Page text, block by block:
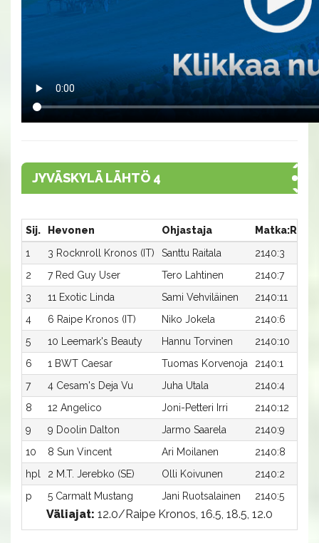
JYVÄSKYLÄ LÄHTÖ 4
Sij. Hevonen Ohjastaja
Matka:Rata
1
3 Rocknroll Kronos (IT) Santtu Raitala
2140:3
2
7 Red Guy User Tero Lahtinen
2140:7
3
11 Exotic Linda Sami Vehviläinen
2140:11
4
6 Raipe Kronos (IT) Niko Jokela
2140:6
5
10 Leemark's Beauty Hannu Torvinen
2140:10
6
1 BWT Caesar Tuomas Korvenoja
2140:1
7
4 Cesam's Deja Vu Juha Utala
2140:4
8
12 Angelico Joni-Petteri Irri
2140:12
9
9 Doolin Dalton Jarmo Saarela
2140:9
10
8 Sun Vincent Ari Moilanen
2140:8
hpl
2 M.T. Jerebko (SE) Olli Koivunen
2140:2
p
5 Carmalt Mustang Jani Ruotsalainen 2140:5
Väliajat: 12.0/Raipe Kronos, 16.5, 18.5, 12.0